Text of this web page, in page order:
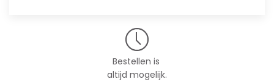
Bestellen is
altijd mogelijk.